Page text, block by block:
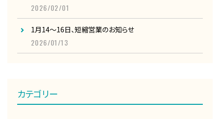
2026/02/01
1月14～16日、短縮営業のお知らせ
2026/01/13
カテゴリー